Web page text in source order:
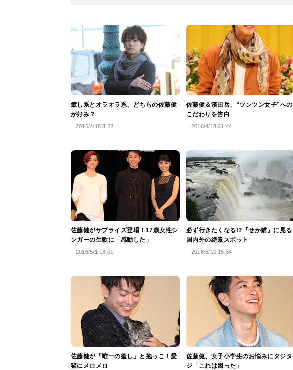
癒し系とオラオラ系、どちらの佐藤健
が好み？
2016/4/18 8:22
佐藤健＆濱田岳、“ツンツン女子”への
こだわりを告白
2016/4/18 21:44
佐藤健がサプライズ登場！17歳女性シ
ンガーの生歌に「感動した」
2016/5/1 18:01
必ず行きたくなる!?『せか猫』に見る
国内外の絶景スポット
2016/5/10 15:34
佐藤健が「唯一の癒し」と抱っこ！愛
猫にメロメロ
佐藤健、女子小学生のお悩みにタジタ
ジ「これは困った」